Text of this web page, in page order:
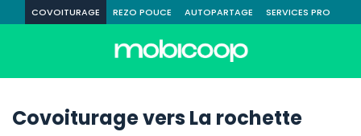
COVOITURAGE REZO POUCE AUTOPARTAGE SERVICES PRO
Covoiturage vers La rochette